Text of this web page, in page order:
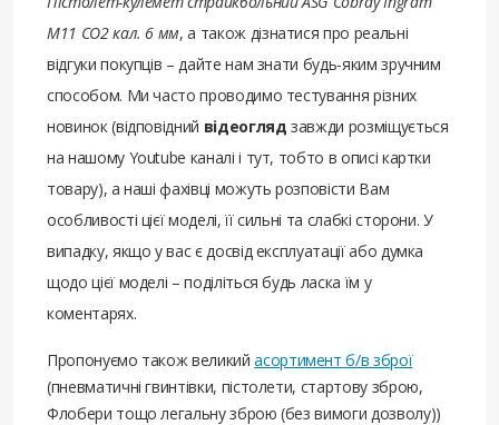
M11 CO2 кал. 6 мм, а також дізнатися про реальні
відгуки покупців – дайте нам знати будь-яким зручним
способом. Ми часто проводимо тестування різних
новинок (відповідний відеогляд завжди розміщується
на нашому Youtube каналі і тут, тобто в описі картки
товару), а наші фахівці можуть розповісти Вам
особливості цієї моделі, її сильні та слабкі сторони. У
випадку, якщо у вас є досвід експлуатації або думка
щодо цієї моделі – поділіться будь ласка їм у
коментарях.
Пропонуємо також великийасортимент б/в зброї
(пневматичні гвинтівки, пістолети, стартову зброю,
Флобери тощо легальну зброю (без вимоги дозволу))